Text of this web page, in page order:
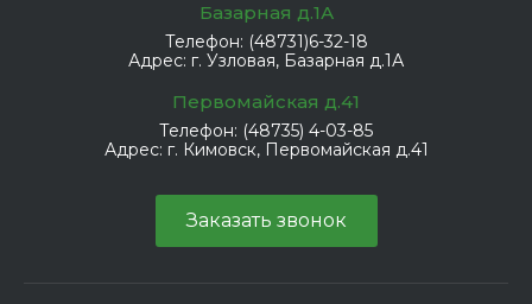
Базарная д.1А
Телефон: (48731)6-32-18
Адрес: г. Узловая, Базарная д.1А
Первомайская д.41
Телефон: (48735) 4-03-85
Адрес: г. Кимовск, Первомайская д.41
Заказать звонок